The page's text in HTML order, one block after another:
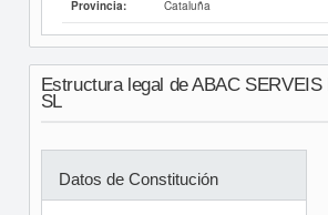
Provincia: Cataluña
Estructura legal de ABAC
SL
Datos de Constitución